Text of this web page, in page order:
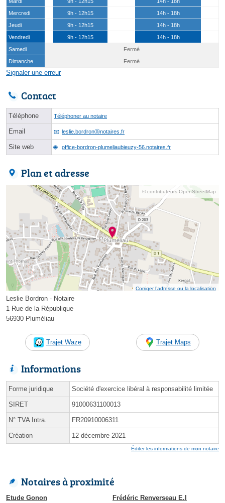
Mercredi
9h - 12h15
14h - 18h
Jeudi
9h - 12h15
14h - 18h
Vendredi
9h - 12h15
14h - 18h
Samedi
Fermé
Dimanche
Fermé
Signaler une erreur
Contact
Téléphone Téléphoner au notaire
Email leslie.bordronⓐnotaires.fr
Site web office-bordron-plumeliaubieuzy-56.notaires.fr
Plan et adresse
© contributeurs OpenStreetMap
Corriger l’adresse ou la localisation
Leslie Bordron - Notaire
1 Rue de la République
56930 Pluméliau
Trajet Waze Trajet Maps
Informations
Forme juridique Société d'exercice libéral à responsabilité limitée
SIRET 91000631100013
N° TVA Intra. FR20910006311
Création 12 décembre 2021
Éditer les informations de mon notaire
Notaires à proximité
Etude Gonon
Frédéric Renverseau E.I